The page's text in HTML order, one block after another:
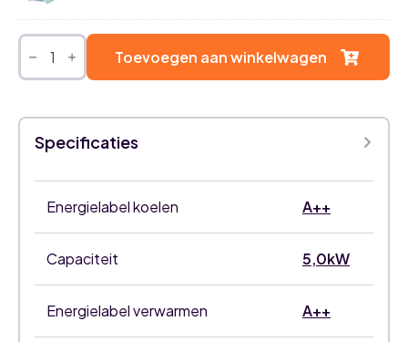
Toshiba
vloermodel
5,0kW
airco
split
set
aantal
Toevoegen aan winkelwagen
Specificaties
Energielabel koelen A++
Capaciteit 5,0kW
Energielabel verwarmen A++